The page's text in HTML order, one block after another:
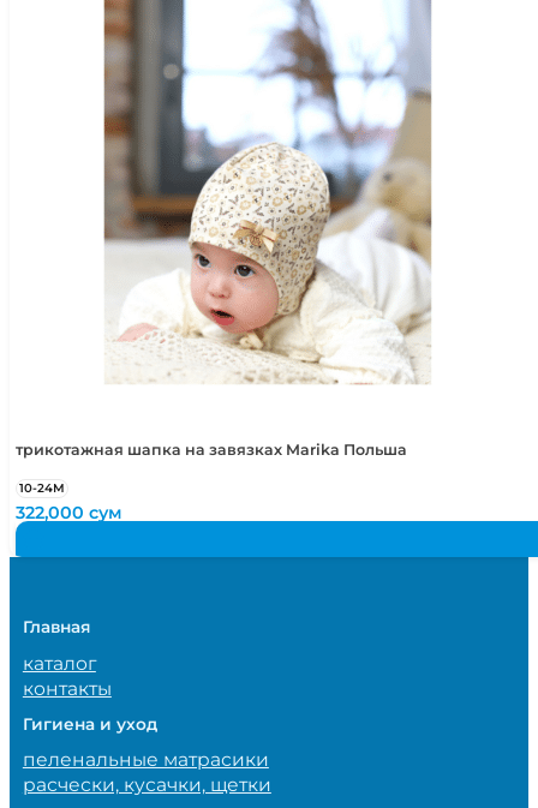
трикотажная шапка на завязках Marika Польша
10-24М
322,000сум
Главная
каталог
контакты
Гигиена и уход
пеленальные матрасики
расчески, кусачки, щетки